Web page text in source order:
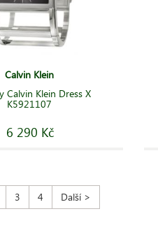
Calvin Klein
Calvin Klein Dress X
K5921107
6 290 Kč
3 4 Další >